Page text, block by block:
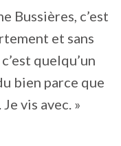
Bussières, c’est
et sans
quelqu’un
bien parce que
vis avec. »